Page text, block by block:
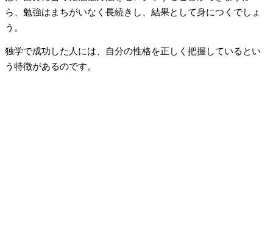
ら、勉強はまちがいなく長続きし、結果として身につくでしょ
う。
独学で成功した人には、自分の性格を正しく把握しているとい
う特徴があるのです。